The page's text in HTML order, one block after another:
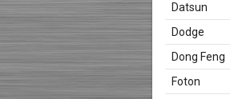
Datsun
Dodge
Dong Feng
Foton